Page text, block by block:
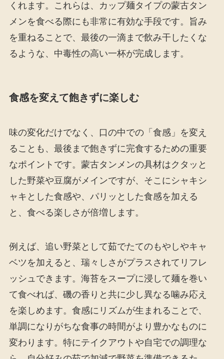
くれます。これらは、カップ麺タイプの蒙古タン
メンを食べる際にも非常に有効な手段です。旨み
を重ねることで、最後の一滴まで飲み干したくな
るような、中毒性の高い一杯が完成します。
食感を変えて飽きずに楽しむ
味の変化だけでなく、口の中での「食感」を変え
ることも、最後まで飽きずに完食するための重要
なポイントです。蒙古タンメンの具材はクタッと
した野菜や豆腐がメインですが、そこにシャキシ
ャキとした食感や、パリッとした食感を加える
と、食べる楽しさが倍増します。
例えば、追い野菜として茹でたてのもやしやキャ
ベツを加えると、瑞々しさがプラスされてリフレ
ッシュできます。海苔をスープに浸して麺を巻い
て食べれば、磯の香りと共に少し異なる噛み応え
を楽しめます。食感にリズムが生まれることで、
単調になりがちな食事の時間がより豊かなものに
変わります。特にテイクアウトや自宅での調理な